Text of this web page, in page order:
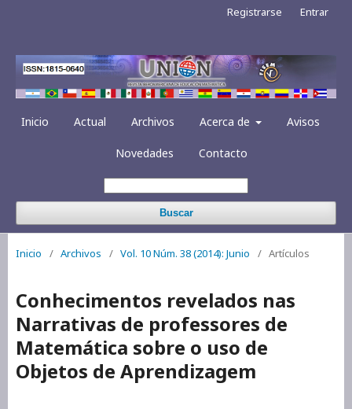
Inicio Actual Archivos Acerca de Avisos
Novedades Contacto
Buscar
Registrarse Entrar
Inicio / Archivos / Vol. 10 Núm. 38 (2014): Junio / Artículos
Conhecimentos revelados nas
Narrativas de professores de
Matemática sobre o uso de
Objetos de Aprendizagem